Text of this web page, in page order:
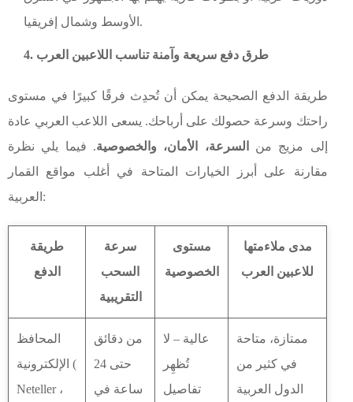
الأوسط وشمال إفريقيا.
4. طرق دفع سريعة وآمنة تناسب اللاعبين العرب
طريقة الدفع الصحيحة يمكن أن تُحدِث فرقًا كبيرًا في مستوى
راحتك وسرعة حصولك على أرباحك. يسعى اللاعب العربي عادة
إلى مزيج من
السرعة، الأمان، والخصوصية. فيما يلي نظرة
مقارنة على أبرز الخيارات المتاحة في أغلب مواقع القمار
العربية:
طريقة
الدفع
سرعة
السحب
التقريبية
مستوى
الخصوصية
مدى ملاءمتها
للاعبين العرب
المحافظ
الإلكترونية (
Neteller ،
من دقائق
حتى 24
ساعة في
عالية – لا
تُظهِر
تفاصيل
ممتازة، متاحة
في كثير من
الدول العربية